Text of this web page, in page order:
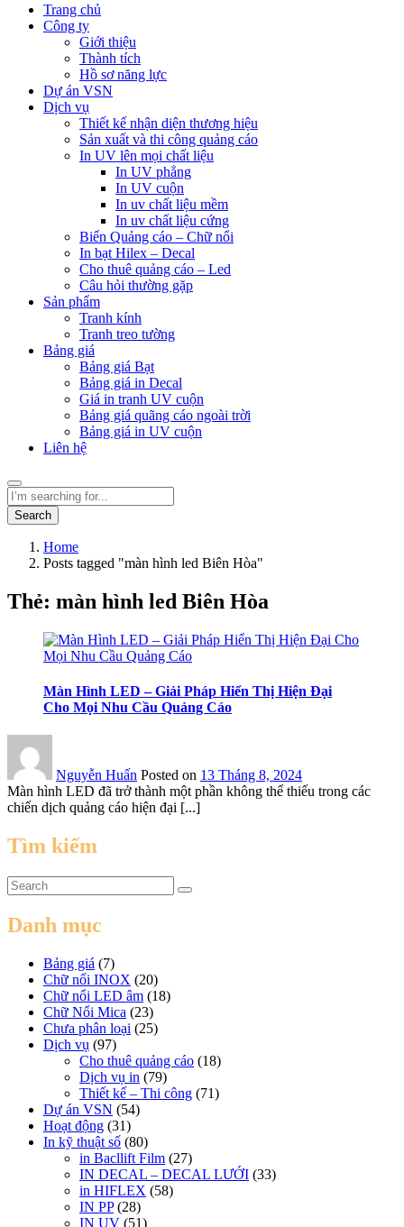
Trang chủ
Công ty
Giới thiệu
Thành tích
Hồ sơ năng lực
Dự án VSN
Dịch vụ
Thiết kế nhận diện thương hiệu
Sản xuất và thi công quảng cáo
In UV lên mọi chất liệu
In UV phẳng
In UV cuộn
In uv chất liệu mềm
In uv chất liệu cứng
Biển Quảng cáo – Chữ nổi
In bạt Hilex – Decal
Cho thuê quảng cáo – Led
Câu hỏi thường gặp
Sản phẩm
Tranh kính
Tranh treo tường
Bảng giá
Bảng giá Bạt
Bảng giá in Decal
Giá in tranh UV cuộn
Bảng giá quãng cáo ngoài trời
Bảng giá in UV cuộn
Liên hệ
Search
Home
Posts tagged "màn hình led Biên Hòa"
Thẻ: màn hình led Biên Hòa
Màn Hình LED – Giải Pháp Hiển Thị Hiện Đại
Cho Mọi Nhu Cầu Quảng Cáo
Nguyễn Huấn Posted on 13 Tháng 8, 2024
Màn hình LED đã trở thành một phần không thể thiếu trong các
chiến dịch quảng cáo hiện đại [...]
Tìm kiếm
Danh mục
Bảng giá (7)
Chữ nổi INOX (20)
Chữ nổi LED âm (18)
Chữ Nổi Mica (23)
Chưa phân loại (25)
Dịch vụ (97)
Cho thuê quảng cáo (18)
Dịch vụ in (79)
Thiết kế – Thi công (71)
Dự án VSN (54)
Hoạt động (31)
In kỹ thuật số (80)
in Bacllift Film (27)
IN DECAL – DECAL LƯỚI (33)
in HIFLEX (58)
IN PP(28)
IN UV (51)